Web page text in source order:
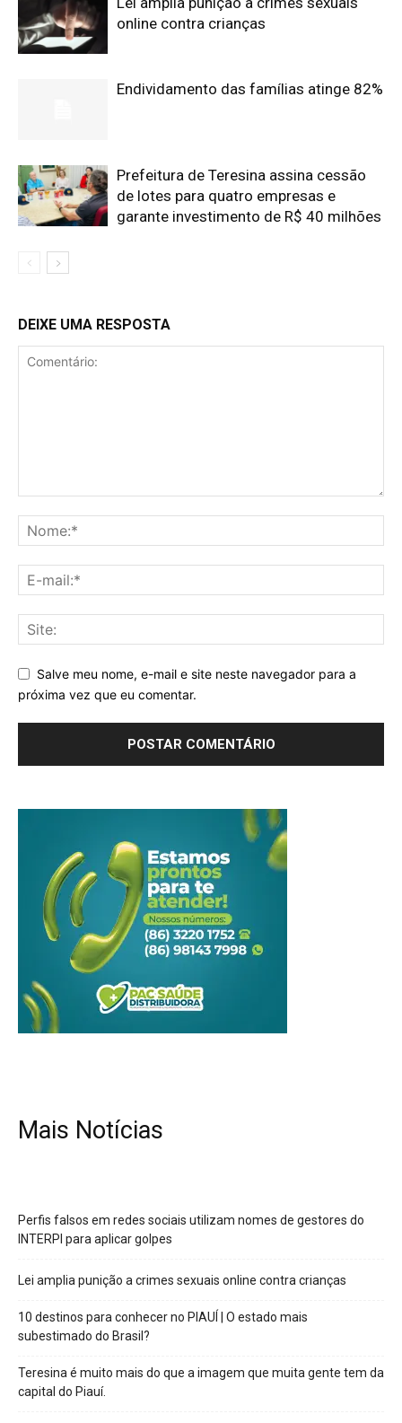
online contra crianças
Endividamento das famílias atinge 82%
Prefeitura de Teresina assina cessão
de lotes para quatro empresas e
garante investimento de R$ 40 milhões
DEIXE UMA RESPOSTA
Salve meu nome, e-mail e site neste navegador para a
próxima vez que eu comentar.
Mais Notícias
Perfis falsos em redes sociais utilizam nomes de gestores do
INTERPI para aplicar golpes
Lei amplia punição a crimes sexuais online contra crianças
10 destinos para conhecer no PIAUÍ | O estado mais
subestimado do Brasil?
Teresina é muito mais do que a imagem que muita gente tem da
capital do Piauí.